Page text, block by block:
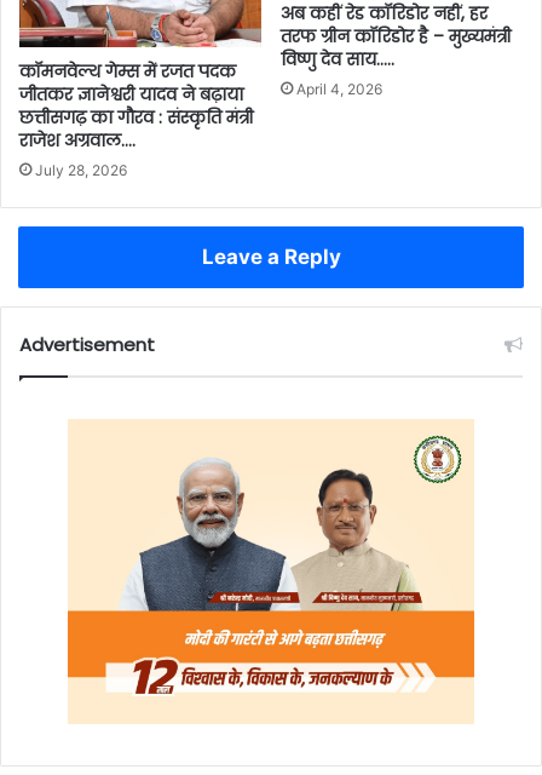
कॉमनवेल्थ गेम्स में रजत पदक
जीतकर ज्ञानेश्वरी यादव ने बढ़ाया
छत्तीसगढ़ का गौरव : संस्कृति मंत्री
राजेश अग्रवाल….
July 28, 2026
अब कहीं रेड कॉरिडोर नहीं, हर
तरफ ग्रीन कॉरिडोर है – मुख्यमंत्री
विष्णु देव साय…..
April 4, 2026
Leave a Reply
Advertisement